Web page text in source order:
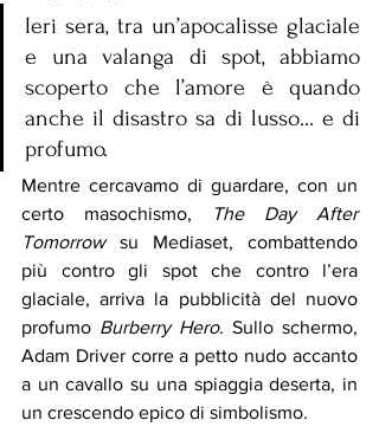
Ieri sera, tra un’apocalisse glaciale
e una valanga di spot, abbiamo
scoperto che l’amore è quando
anche il disastro sa di lusso… e di
profumo.
Mentre cercavamo di guardare, con un
certo masochismo,
The Day After
Tomorrow su Mediaset, combattendo
più contro gli spot che contro l’era
glaciale, arriva la pubblicità del nuovo
profumo Burberry Hero. Sullo schermo,
Adam Driver corre a petto nudo accanto
a un cavallo su una spiaggia deserta, in
un crescendo epico di simbolismo.